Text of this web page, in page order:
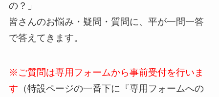
の？」
皆さんのお悩み・疑問・質問に、平が一問一答
で答えてきます。
※ご質問は専用フォームから事前受付を行いま
す （特設ページの一番下に『専用フォームへの